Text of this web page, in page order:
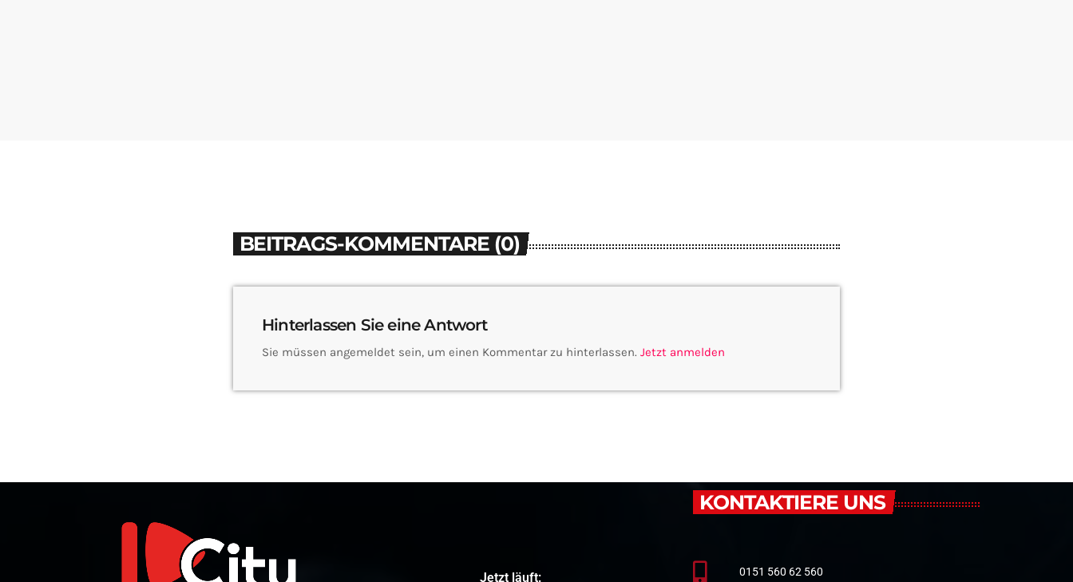
BEITRAGS-KOMMENTARE (0)
Hinterlassen Sie eine Antwort
Sie müssen angemeldet sein, um einen Kommentar zu hinterlassen. Jetzt anmelden
Jetzt läuft:
KONTAKTIERE UNS
0151 560 62 560